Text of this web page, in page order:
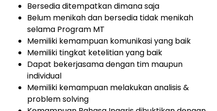
Bersedia ditempatkan dimana saja
Belum menikah dan bersedia tidak menikah
selama Program MT
Memiliki kemampuan komunikasi yang baik
Memiliki tingkat ketelitian yang baik
Dapat bekerjasama dengan tim maupun
individual
Memiliki kemampuan melakukan analisis &
problem solving